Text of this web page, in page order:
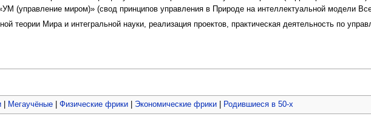
(управление миром)» (свод принципов управления в Природе на интеллектуальной модели
теории Мира и интегральной науки, реализация проектов, практическая деятельность по
| Мегаучёные| Физические фрики| Экономические фрики| Родившиеся в 50-х